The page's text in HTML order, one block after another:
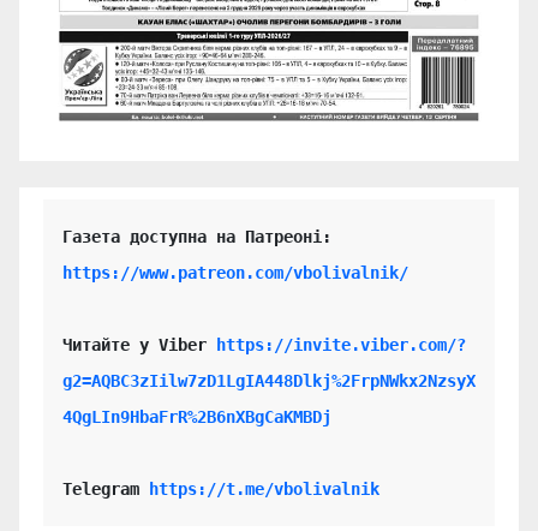
https://www.patreon.com/vbolivalnik/
Читайте у Viber
https://invite.viber.com/?
g2=AQBC3zIilw7zD1LgIA448Dlkj%2FrpNWkx2NzsyX
4QgLIn9HbaFrR%2B6nXBgCaKMBDj
Telegram https://t.me/vbolivalnik